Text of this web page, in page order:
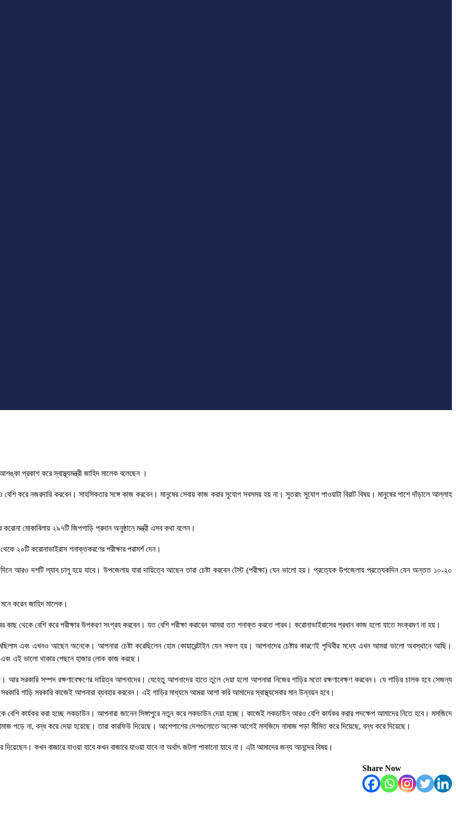
প্রকাশ করে স্বাস্থ্যমন্ত্রী জাহিদ মালেক বলেছেন ।
বেশি করে নজরদারি করবেন। সাহসিকতার সঙ্গে কাজ করবেন। মানুষের সেবায় কাজ করার সুযোগ সবসময় হয় না। সুতরাং সুযোগ পাওয়াটা বিরাট বিষয়। মানুষের পাশে দাঁড়ালে আল্লাহ
মোকাবিলায় ২৯৭টি জিপগাড়ি প্রদান অনুষ্ঠানে মন্ত্রী এসব কথা বলেন।
২০টি করোনাভাইরাস শনাক্তকরণের পরীক্ষার পরামর্শ দেন।
আরও দশটি ল্যাব চালু হয়ে যাবে। উপজেলায় যারা দায়িত্বে আছেন তারা চেষ্টা করবেন টেস্ট (পরীক্ষা) যেন ভালো হয়। প্রত্যেক উপজেলায় প্রত্যেকদিন যেন অন্তত ১০-২০
করেন জাহিদ মালেক।
কাছ থেকে বেশি করে পরীক্ষার উপকরণ সংগ্রহ করবেন। যত বেশি পরীক্ষা করাবেন আমরা তত শনাক্ত করতে পারব। করোনাভাইরাসের প্রধান কাজ হলো যাতে সংক্রমণ না হয়।
এবং এখনও আছেন অনেকে। আপনারা চেষ্টা করেছিলেন হোম কোয়ারেন্টাইন যেন সফল হয়। আপনাদের চেষ্টার কারণেই পৃথিবীর মধ্যে এখন আমরা ভালো অবস্থানে আছি।
এই ভালো থাকার পেছনে হাজার লোক কাজ করছে।
আর সরকারি সম্পদ রক্ষণাবেক্ষণের দায়িত্ব আপনাদের। যেহেতু আপনাদের হাতে তুলে দেয়া হলো আপনারা নিজের গাড়ির মতো রক্ষণাবেক্ষণ করবেন। যে গাড়ির চালক হবে সেজন্য
গাড়ি সরকারি কাজেই আপনারা ব্যবহার করবেন। এই গাড়ির মাধ্যমে আমরা আশা করি আমাদের স্বাস্থ্যসেবার মান উন্নয়ন হবে।
বেশি কার্যকর করা হচ্ছে লকডাউন। আপনারা জানেন সিঙ্গাপুরে নতুন করে লকডাউন দেয়া হচ্ছে। কাজেই লকডাউন আরও বেশি কার্যকর করার পদক্ষেপ আমাদের নিতে হবে। মসজিদে
পড়ে না, বন্ধ করে দেয়া হয়েছে। তারা কারফিউ দিয়েছে। আশেপাশের দেশগুলোতে অনেক আগেই মসজিদে নামাজ পড়া সীমিত করে দিয়েছে, বন্ধ করে দিয়েছে।
দিয়েছেন। কখন বাজারে যাওয়া যাবে কখন বাজারে যাওয়া যাবে না অর্থাৎ জটলা পাকানো যাবে না। এটা আমাদের জন্য আনন্দের বিষয়।
Share Now